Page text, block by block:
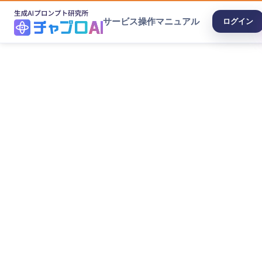
サービス操作マニュアル ログイン